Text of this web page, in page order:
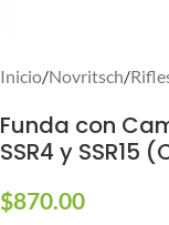
Inicio/Novritsch/
Funda con
SSR4 y SSR15
$870.00